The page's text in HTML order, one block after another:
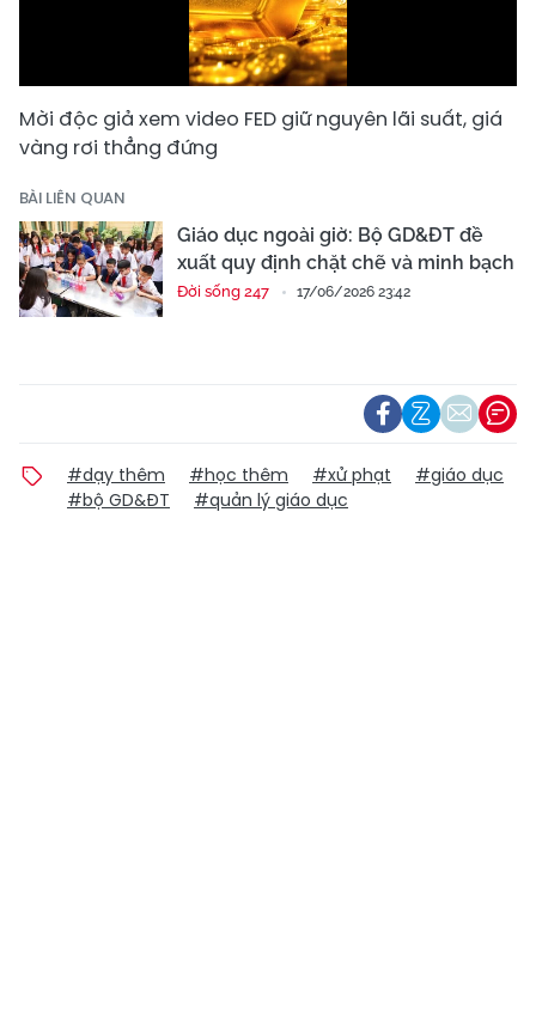
Video
Mời độc giả xem video FED giữ nguyên lãi suất, giá
vàng rơi thẳng đứng
BÀI LIÊN QUAN
Giáo dục ngoài giờ: Bộ GD&ĐT đề
xuất quy định chặt chẽ và minh bạch
Đời sống 247 17/06/2026 23:42
#dạy thêm #học thêm #xử phạt
#giáo dục
#bộ GD&ĐT
#quản lý giáo dục